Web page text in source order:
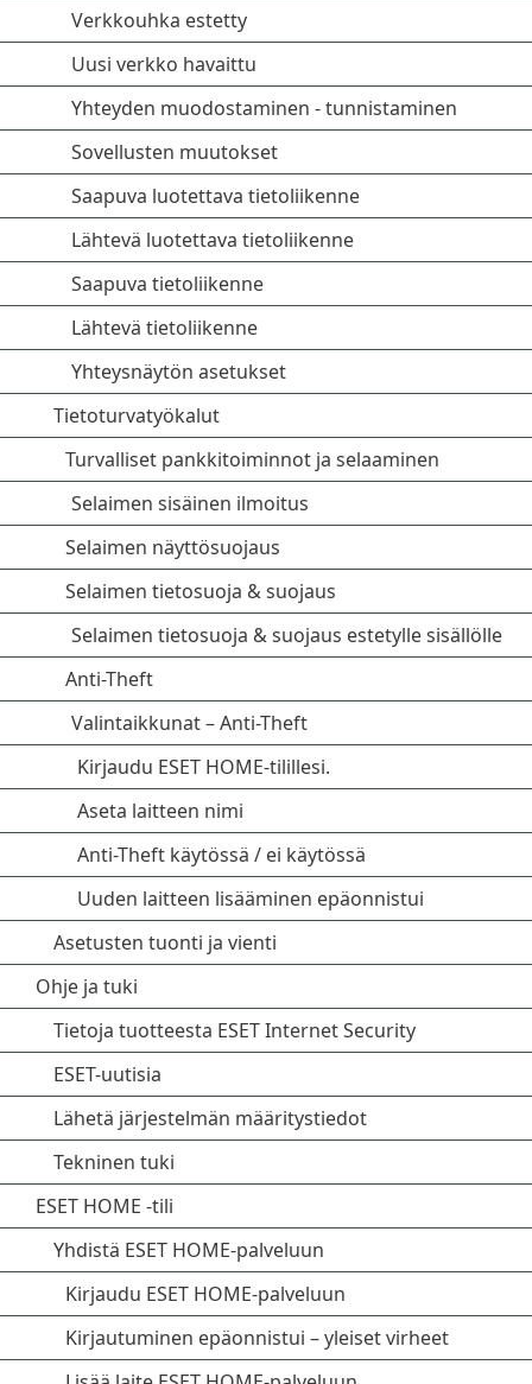
Verkkouhka estetty
Uusi verkko havaittu
Yhteyden muodostaminen - tunnistaminen
Sovellusten muutokset
Saapuva luotettava tietoliikenne
Lähtevä luotettava tietoliikenne
Saapuva tietoliikenne
Lähtevä tietoliikenne
Yhteysnäytön asetukset
Tietoturvatyökalut
Turvalliset pankkitoiminnot ja selaaminen
Selaimen sisäinen ilmoitus
Selaimen näyttösuojaus
Selaimen tietosuoja & suojaus
Selaimen tietosuoja & suojaus estetylle sisällölle
Anti-Theft
Valintaikkunat – Anti-Theft
Kirjaudu ESET HOME-tilillesi.
Aseta laitteen nimi
Anti-Theft käytössä / ei käytössä
Uuden laitteen lisääminen epäonnistui
Asetusten tuonti ja vienti
Ohje ja tuki
Tietoja tuotteesta ESET Internet Security
ESET-uutisia
Lähetä järjestelmän määritystiedot
Tekninen tuki
ESET HOME -tili
Yhdistä ESET HOME-palveluun
Kirjaudu ESET HOME-palveluun
Kirjautuminen epäonnistui – yleiset virheet